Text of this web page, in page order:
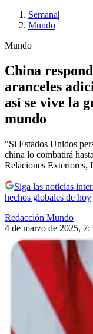
Semana|
Mundo
Mundo
China
aranceles
así se vive la
mundo
“Si Estados Unidos
china lo combatirá
Relaciones Exteriores,
Siga las noticias
hechos globales de hoy
Redacción Mundo
4 de marzo de 2025,